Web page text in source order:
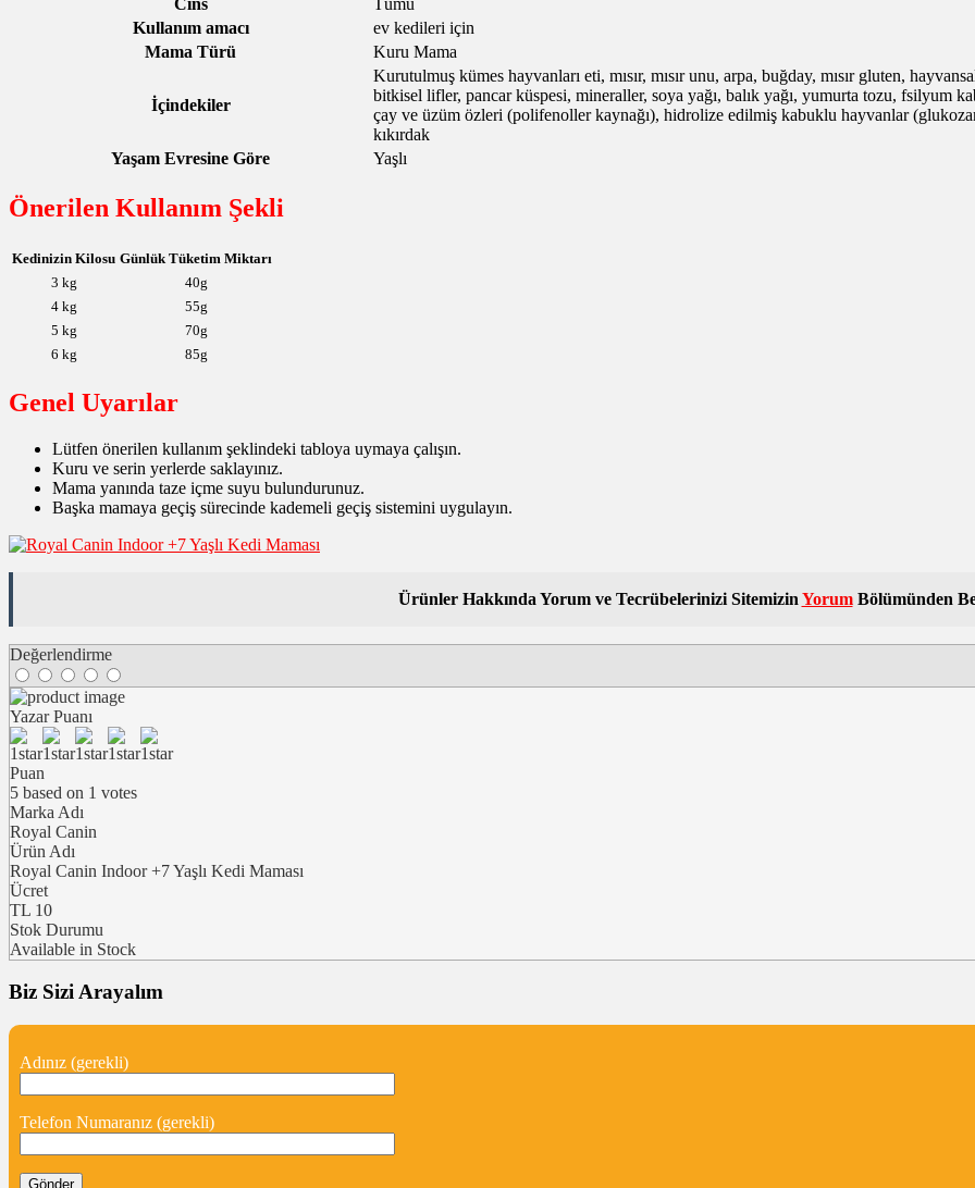
Cins
Tümü
Kullanım amacı
ev kedileri için
Mama Türü
Kuru Mama
İçindekiler
Kurutulmuş kümes hayvanları eti, mısır, mısır unu, arpa, buğday, mısır gluten,
bitkisel lifler, pancar küspesi, mineraller, soya yağı, balık yağı, yumurta tozu, fsilyum
çay ve üzüm özleri (polifenoller kaynağı), hidrolize edilmiş kabuklu hayvanlar
kıkırdak
Yaşam Evresine Göre
Yaşlı
Önerilen Kullanım Şekli
Kedinizin Kilosu Günlük Tüketim Miktarı
3 kg
40g
4 kg
55g
5 kg
70g
6 kg
85g
Genel Uyarılar
Lütfen önerilen kullanım şeklindeki tabloya uymaya çalışın.
Kuru ve serin yerlerde saklayınız.
Mama yanında taze içme suyu bulundurunuz.
Başka mamaya geçiş sürecinde kademeli geçiş sistemini uygulayın.
Ürünler Hakkında Yorum ve Tecrübelerinizi Sitemizin YorumBölümünden
Değerlendirme
Yazar Puanı
Puan
5 based on 1 votes
Marka Adı
Royal Canin
Ürün Adı
Royal Canin Indoor +7 Yaşlı Kedi Maması
Ücret
TL 10
Stok Durumu
Available in Stock
Biz Sizi Arayalım
Adınız (gerekli)
Telefon Numaranız (gerekli)